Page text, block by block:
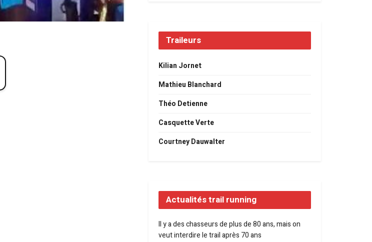
Traileurs
Kilian Jornet
Mathieu Blanchard
Théo Detienne
Casquette Verte
Courtney Dauwalter
Actualités trail running
Il y a des chasseurs de plus de 80 ans, mais on
veut interdire le trail après 70 ans